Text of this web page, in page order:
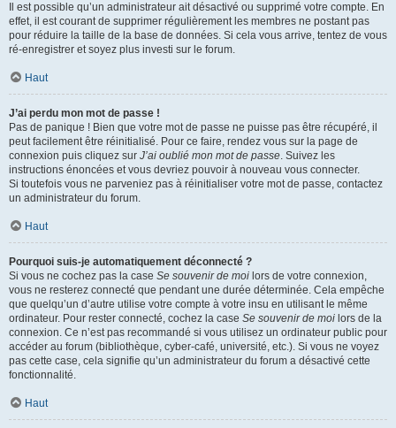
Il est possible qu’un administrateur ait désactivé ou supprimé votre compte. En
effet, il est courant de supprimer régulièrement les membres ne postant pas
pour réduire la taille de la base de données. Si cela vous arrive, tentez de vous
ré-enregistrer et soyez plus investi sur le forum.
Haut
J’ai perdu mon mot de passe !
Pas de panique ! Bien que votre mot de passe ne puisse pas être récupéré, il
peut facilement être réinitialisé. Pour ce faire, rendez vous sur la page de
connexion puis cliquez sur J’ai oublié mon mot de passe. Suivez les
instructions énoncées et vous devriez pouvoir à nouveau vous connecter.
Si toutefois vous ne parveniez pas à réinitialiser votre mot de passe, contactez
un administrateur du forum.
Haut
Pourquoi suis-je automatiquement déconnecté ?
Si vous ne cochez pas la case Se souvenir de moi lors de votre connexion,
vous ne resterez connecté que pendant une durée déterminée. Cela empêche
que quelqu’un d’autre utilise votre compte à votre insu en utilisant le même
ordinateur. Pour rester connecté, cochez la case Se souvenir de moi lors de la
connexion. Ce n’est pas recommandé si vous utilisez un ordinateur public pour
accéder au forum (bibliothèque, cyber-café, université, etc.). Si vous ne voyez
pas cette case, cela signifie qu’un administrateur du forum a désactivé cette
fonctionnalité.
Haut